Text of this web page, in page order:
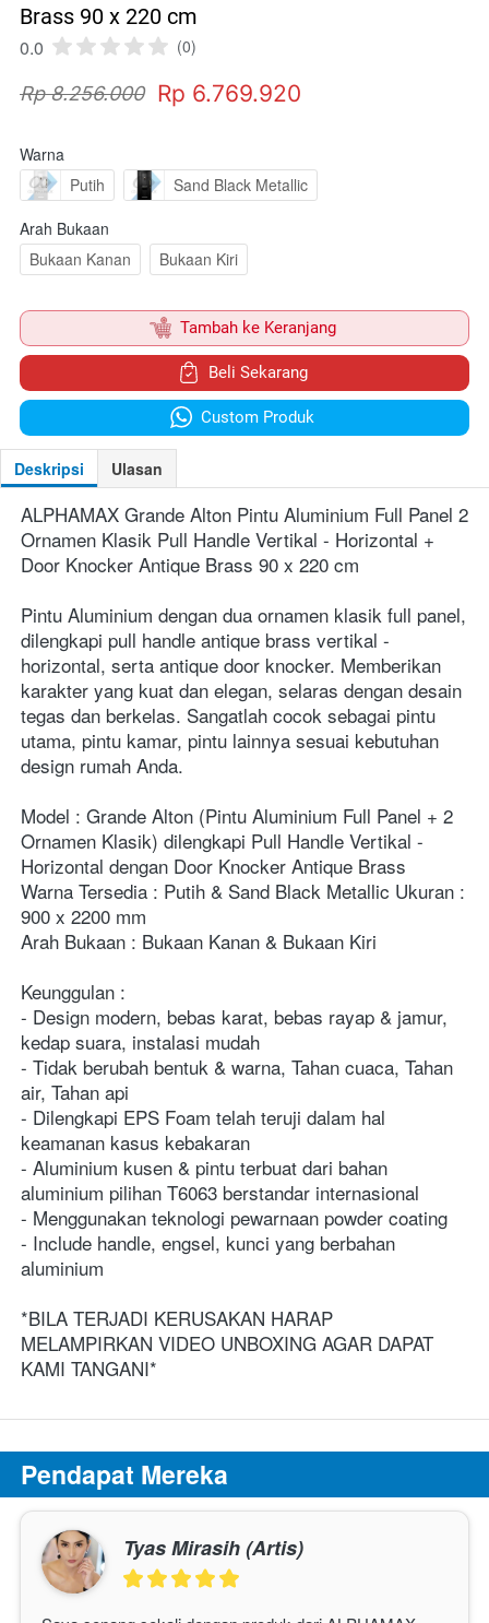
Brass 90 x 220 cm
0.0 (0)
Rp 8.256.000 Rp 6.769.920
Warna
Putih
Sand Black Metallic
Arah Bukaan
Bukaan Kanan
Bukaan Kiri
` Tambah ke Keranjang
` Beli Sekarang
` Custom Produk
Deskripsi Ulasan
ALPHAMAX Grande Alton Pintu Aluminium Full Panel 2
Ornamen Klasik Pull Handle Vertikal - Horizontal +
Door Knocker Antique Brass 90 x 220 cm
Pintu Aluminium dengan dua ornamen klasik full panel,
dilengkapi pull handle antique brass vertikal -
horizontal, serta antique door knocker. Memberikan
karakter yang kuat dan elegan, selaras dengan desain
tegas dan berkelas. Sangatlah cocok sebagai pintu
utama, pintu kamar, pintu lainnya sesuai kebutuhan
design rumah Anda.
Model : Grande Alton (Pintu Aluminium Full Panel + 2
Ornamen Klasik) dilengkapi Pull Handle Vertikal -
Horizontal dengan Door Knocker Antique Brass
Warna Tersedia : Putih & Sand Black Metallic Ukuran :
900 x 2200 mm
Arah Bukaan : Bukaan Kanan & Bukaan Kiri
Keunggulan :
- Design modern, bebas karat, bebas rayap & jamur,
kedap suara, instalasi mudah
- Tidak berubah bentuk & warna, Tahan cuaca, Tahan
air, Tahan api
- Dilengkapi EPS Foam telah teruji dalam hal
keamanan kasus kebakaran
- Aluminium kusen & pintu terbuat dari bahan
aluminium pilihan T6063 berstandar internasional
- Menggunakan teknologi pewarnaan powder coating
- Include handle, engsel, kunci yang berbahan
aluminium
*BILA TERJADI KERUSAKAN HARAP
MELAMPIRKAN VIDEO UNBOXING AGAR DAPAT
KAMI TANGANI*
Pendapat Mereka
Tyas Mirasih (Artis)